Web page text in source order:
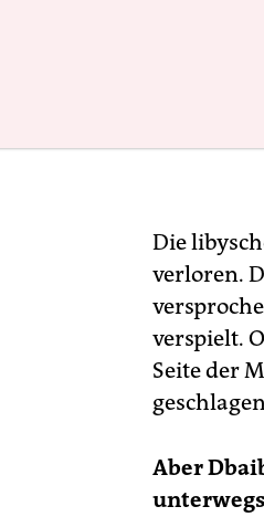
, 74,
Der
Die
verloren.
verspielt.
Seite der
Aber